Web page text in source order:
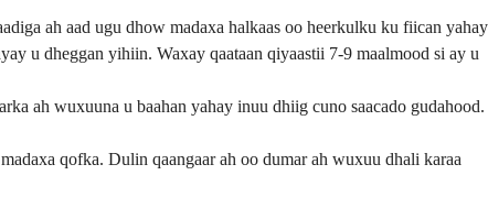
ah aad ugu dhow madaxa halkaas oo heerkulku ku fiican yahay
u dheggan yihiin. Waxay qaataan qiyaastii 7-9 maalmood si ay u
ah wuxuuna u baahan yahay inuu dhiig cuno saacado gudahood.
qofka. Dulin qaangaar ah oo dumar ah wuxuu dhali karaa